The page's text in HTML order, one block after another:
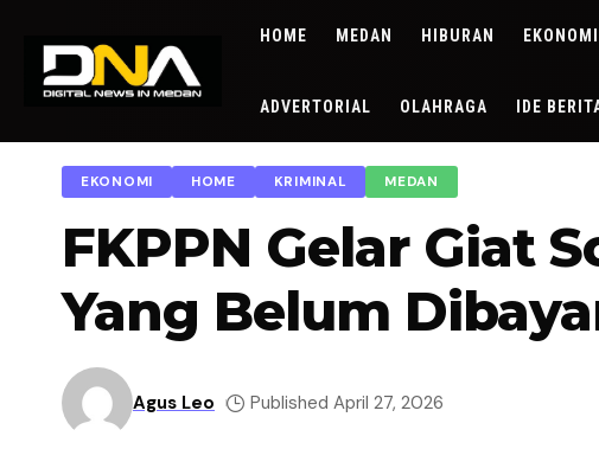
HOME MEDAN HIBURAN EKONOMI
ADVERTORIAL OLAHRAGA IDE
EKONOMI HOME KRIMINAL MEDAN
FKPPN Gelar Giat
Yang Belum
Agus Leo Published April 27, 2026